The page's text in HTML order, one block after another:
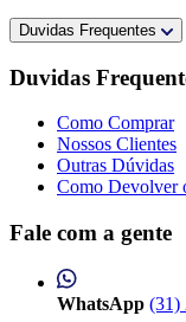
Duvidas Frequentes
Duvidas
Como Comprar
Nossos Clientes
Outras Dúvidas
Como Devolver
Fale com a gente
WhatsApp (31)